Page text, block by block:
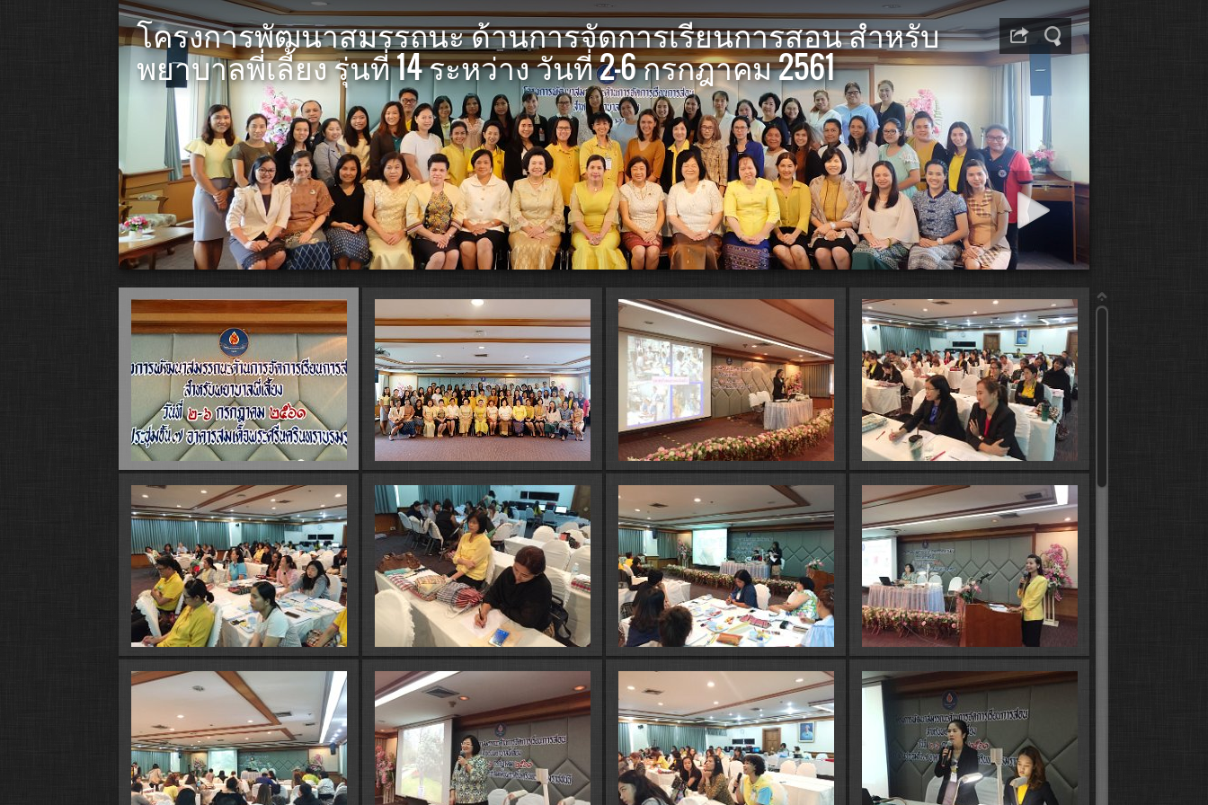
โครงการพัฒนาสมรรถนะ ด้านการจัดการเรียนการสอน สำหรับ
พยาบาลพี่เลี้ยง รุ่นที่ 14 ระหว่าง วันที่ 2-6 กรกฎาคม 2561
Start slideshow